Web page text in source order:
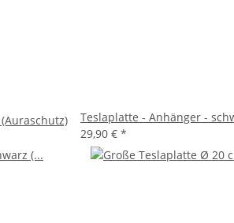
Teslaplatte - Anhänger -
29,90 € *